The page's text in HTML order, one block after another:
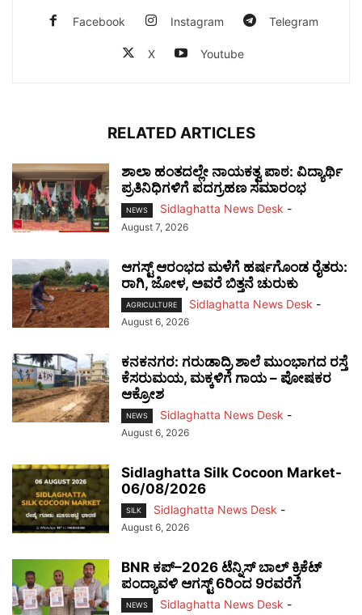
Facebook Instagram Telegram
X Youtube
RELATED ARTICLES
ಶಾಲಾ ಹಂತದಲ್ಲೇ ನಾಯಕತ್ವ ಪಾಠ: ವಿದ್ಯಾರ್ಥಿ
ಪ್ರತಿನಿಧಿಗಳಿಗೆ ಪದಗ್ರಹಣ ಸಮಾರಂಭ
NEWS Sidlaghatta News Desk -
August 7, 2026
ಆಗಸ್ಟ್ ಆರಂಭದ ಮಳೆಗೆ ಹರ್ಷಗೊಂಡ ರೈತರು:
ರಾಗಿ, ಜೋಳ, ಅವರೆ ಬಿತ್ತನೆ ಚುರುಕು
AGRICULTURE Sidlaghatta News Desk -
August 6, 2026
ಕನಕನಗರ: ಗರುಡಾದ್ರಿ ಶಾಲೆ ಮುಂಭಾಗದ ರಸ್ತೆ
ಕೆಸರುಮಯ, ಮಕ್ಕಳಿಗೆ ಗಾಯ – ಪೋಷಕರ
ಆಕ್ರೋಶ
NEWS Sidlaghatta News Desk -
August 6, 2026
Sidlaghatta Silk Cocoon Market-
06/08/2026
SILK Sidlaghatta News Desk -
August 6, 2026
BNR ಕಪ್–2026 ಟೆನ್ನಿಸ್ ಬಾಲ್ ಕ್ರಿಕೆಟ್
ಪಂದ್ಯಾವಳಿ ಆಗಸ್ಟ್ 6ರಿಂದ 9ರವರೆಗೆ
NEWS Sidlaghatta News Desk -